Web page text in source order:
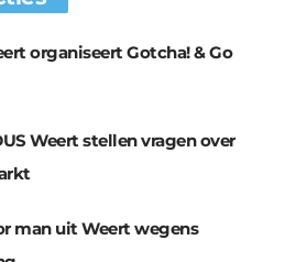
organiseert Gotcha! & Go
Weert stellen vragen over
man uit Weert wegens